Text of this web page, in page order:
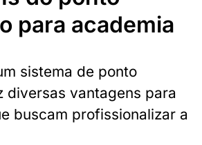
para academia
sistema de ponto
diversas vantagens para
buscam profissionalizar a